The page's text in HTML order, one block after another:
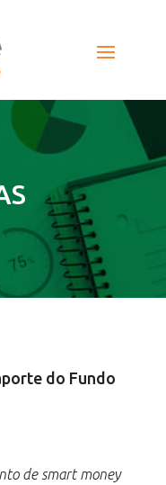
do Fundo
de smart money